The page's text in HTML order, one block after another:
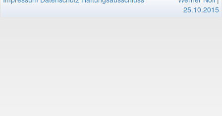
25.10.2015